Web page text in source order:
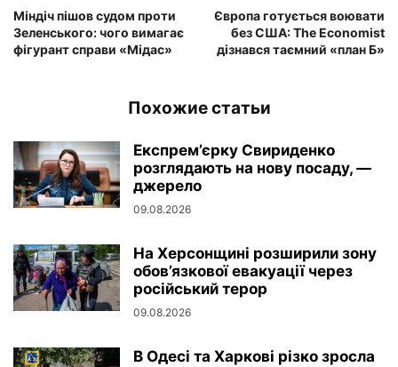
Міндіч пішов судом проти
Зеленського: чого вимагає
фігурант справи «Мідас»
Європа готується воювати
без США: The Economist
дізнався таємний «план Б»
Похожие статьи
Експрем’єрку Свириденко
розглядають на нову посаду, —
джерело
09.08.2026
На Херсонщині розширили зону
обов’язкової евакуації через
російський терор
09.08.2026
В Одесі та Харкові різко зросла